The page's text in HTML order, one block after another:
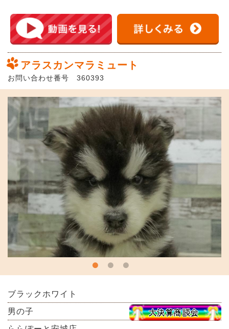
アラスカンマラミュート
お問い合わせ番号 360393
ブラックホワイト
男の子